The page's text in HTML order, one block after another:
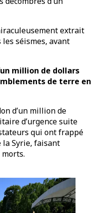
extrait
séismes, avant
million de dollars
de terre en
d’un million de
d’urgence suite
qui ont frappé
la Syrie, faisant